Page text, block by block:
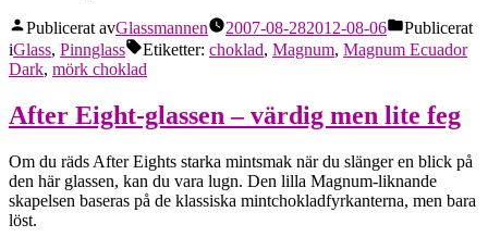
Publicerat avGlassmannen 2007-08-282012-08-06
Publicerat
iGlass, Pinnglass Etiketter: choklad, Magnum, Magnum Ecuador
Dark, mörk choklad
After Eight-glassen – värdig men lite feg
Om du räds After Eights starka mintsmak när du slänger en blick på
den här glassen, kan du vara lugn. Den lilla Magnum-liknande
skapelsen baseras på de klassiska mintchokladfyrkanterna, men bara
löst.